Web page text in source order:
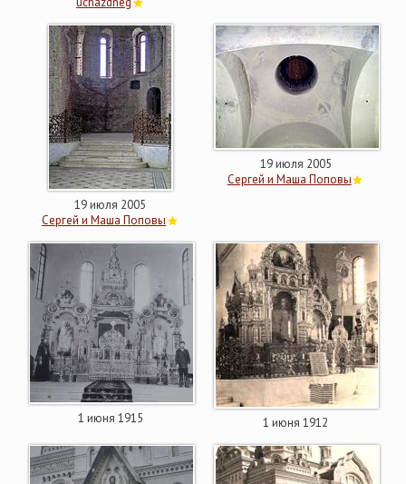
19 июля 2005
Сергей и Маша Поповы
19 июля 2005
Сергей и Маша Поповы
1 июня 1915 1 июня 1912